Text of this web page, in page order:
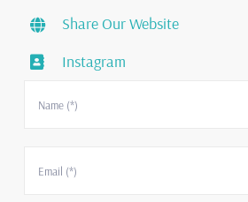
Share Our Website
Instagram